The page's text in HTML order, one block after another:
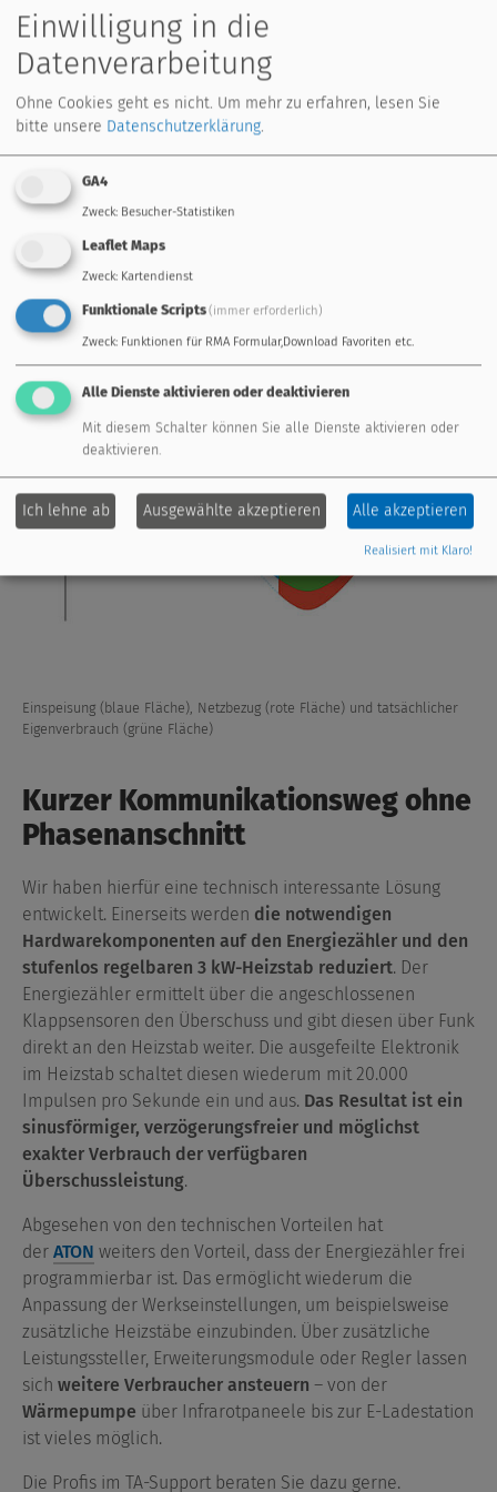
Auch für Kunden spürbar
Abgesehen davon verursacht das zeitversetzte
Durchschalten des Stroms zuerst die Einspeisung (Bild 4,
blaue Fläche) und danach den Netzbezug (Bild 4, rote
Fläche). Je kleiner also der PV Überschuss ist, desto
größer sind Einspeisung und Bezug im Vergleich zum
zukünftigen Smart Meter erkennen sowohl Bezug als
auch die Einspeisung sehr genau, was dem Kunden in der
Regel mehr Geld kostet als die Einspeisung bringt.
Einspeisung (blaue Fläche), Netzbezug (rote Fläche) und tatsächlicher
Eigenverbrauch (grüne Fläche)
Kurzer Kommunikationsweg ohne
Phasenanschnitt
Wir haben hierfür eine technisch interessante Lösung
entwickelt. Einerseits werden die notwendigen
Hardwarekomponenten auf den Energiezähler und den
stufenlos regelbaren 3 kW-Heizstab reduziert. Der
Energiezähler ermittelt über die angeschlossenen
Klappsensoren den Überschuss und gibt diesen über Funk
direkt an den Heizstab weiter. Die ausgefeilte Elektronik
im Heizstab schaltet diesen wiederum mit 20.000
Impulsen pro Sekunde ein und aus. Das Resultat ist ein
sinusförmiger, verzögerungsfreier und möglichst
exakter Verbrauch der verfügbaren
Überschussleistung.
Abgesehen von den technischen Vorteilen hat
der ATON weiters den Vorteil, dass der Energiezähler frei
programmierbar ist. Das ermöglicht wiederum die
Anpassung der Werkseinstellungen, um beispielsweise
zusätzliche Heizstäbe einzubinden. Über zusätzliche
Leistungssteller, Erweiterungsmodule oder Regler lassen
sich weitere Verbraucher ansteuern – von der
Wärmepumpe über Infrarotpaneele bis zur E-Ladestation
ist vieles möglich.
Die Profis im TA-Support beraten Sie dazu gerne.
Einwilligung in die
Datenverarbeitung
Ohne Cookies geht es nicht. Um mehr zu erfahren, lesen Sie
bitte unsere Datenschutzerklärung.
GA4
Zweck: Besucher-Statistiken
Leaflet Maps
Zweck: Kartendienst
Funktionale Scripts(immer erforderlich)
Zweck: Funktionen für RMA Formular,Download Favoriten etc.
Alle Dienste aktivieren oder deaktivieren
Mit diesem Schalter können Sie alle Dienste aktivieren oder
deaktivieren.
Ich lehne ab Ausgewählte akzeptieren Alle akzeptieren
Realisiert mit Klaro!